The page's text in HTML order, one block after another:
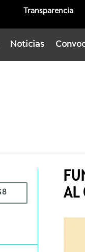
Transparencia
Noticias
AL